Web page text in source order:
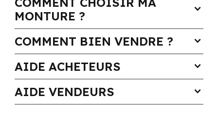
MONTURE ?
expand_more
COMMENT BIEN VENDRE ? expand_more
AIDE ACHETEURS expand_more
AIDE VENDEURS expand_more